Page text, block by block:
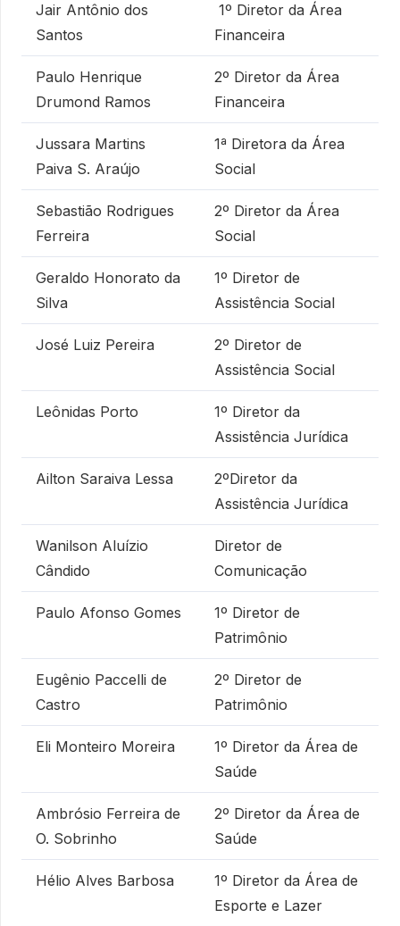
Jair Antônio dos
Santos
1º Diretor da Área
Financeira
Paulo Henrique
Drumond Ramos
2º Diretor da Área
Financeira
Jussara Martins
Paiva S. Araújo
1ª Diretora da Área
Social
Sebastião Rodrigues
Ferreira
2º Diretor da Área
Social
Geraldo Honorato da
Silva
1º Diretor de
Assistência Social
José Luiz Pereira
2º Diretor de
Assistência Social
Leônidas Porto
1º Diretor da
Assistência Jurídica
Ailton Saraiva Lessa
2ºDiretor da
Assistência Jurídica
Wanilson Aluízio
Cândido
Diretor de
Comunicação
Paulo Afonso Gomes
1º Diretor de
Patrimônio
Eugênio Paccelli de
Castro
2º Diretor de
Patrimônio
Eli Monteiro Moreira
1º Diretor da Área de
Saúde
Ambrósio Ferreira de
O. Sobrinho
2º Diretor da Área de
Saúde
Hélio Alves Barbosa
1º Diretor da Área de
Esporte e Lazer